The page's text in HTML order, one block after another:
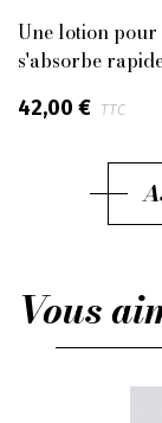
Une lotion
s'absorbe
42,00 € TTC
Vous